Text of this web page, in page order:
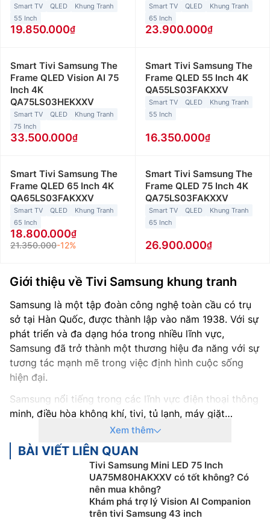
Smart TV QLED
Khung Tranh
55 Inch
19.850.000
Smart TV QLED
Khung Tranh
65 Inch
23.900.000
Smart Tivi Samsung The
Frame QLED Vision AI 75
Inch 4K
QA75LS03HEKXXV
Smart TV QLED
Khung Tranh
75 Inch
33.500.000
Smart Tivi Samsung The
Frame QLED 55 Inch 4K
QA55LS03FAKXXV
Smart TV QLED
Khung Tranh
55 Inch
16.350.000
Smart Tivi Samsung The
Frame QLED 65 Inch 4K
QA65LS03FAKXXV
Smart TV QLED
Khung Tranh
65 Inch
18.800.000
21.350.000-12%
Smart Tivi Samsung The
Frame QLED 75 Inch 4K
QA75LS03FAKXXV
Smart TV QLED
Khung Tranh
65 Inch
26.900.000
Giới thiệu về Tivi Samsung khung tranh
Samsung là một tập đoàn công nghệ toàn cầu có trụ
sở tại Hàn Quốc, được thành lập vào năm 1938. Với sự
phát triển và đa dạng hóa trong nhiều lĩnh vực,
Samsung đã trở thành một thương hiệu đa năng với sự
tương tác mạnh mẽ trong việc định hình cuộc sống
hiện đại.
Samsung nổi tiếng trong các lĩnh vực điện thoại thông
minh, điều hòa không khí, tivi, tủ lạnh, máy giặt…
Không chỉ sở hữu thiết kế hiện đại mà còn được trang
bị nhiều công nghệ hiện đại hàng đầu hiện nay.
Riêng lĩnh vực tivi, Samsung đã tạo nên một tên tuổi
vượt trội với sự đổi mới và chất lượng hàng đầu.Tivi
được đánh giá cao về thiết kế tinh tế, chất
lượng hình ảnh đỉnh cao và tích hợp công nghệ tiên
Xem thêm
BÀI VIẾT LIÊN QUAN
Tivi Samsung Mini LED 75 Inch
UA75M80HAKXXV có tốt không? Có
nên mua không?
Khám phá trợ lý Vision AI Companion
trên tivi Samsung 43 inch